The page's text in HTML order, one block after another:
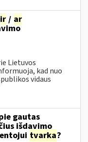
ir / ar
Lietuvos
kad nuo
vidaus
gautas
išdavimo
tvarka?